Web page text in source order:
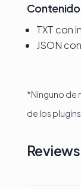
Contenido
TXT con
JSON
*Ninguno de
de los
Reviews